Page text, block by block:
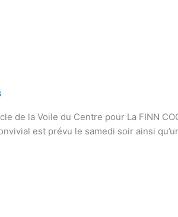
de la Voile du Centre pour La FINN
est prévu le samedi soir ainsi